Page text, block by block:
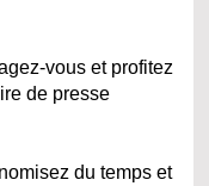
vous et profitez
de presse
du temps et